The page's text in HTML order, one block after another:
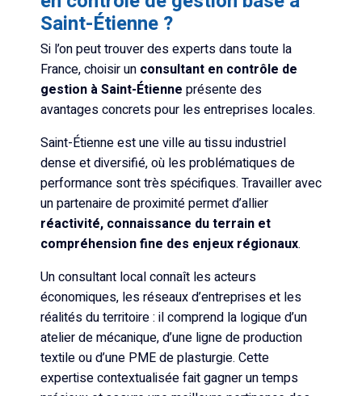
Saint-Étienne ?
Si l’on peut trouver des experts dans toute la
France, choisir un consultant en contrôle de
gestion à Saint-Étienne présente des
avantages concrets pour les entreprises locales.
Saint-Étienne est une ville au tissu industriel
dense et diversifié, où les problématiques de
performance sont très spécifiques. Travailler avec
un partenaire de proximité permet d’allier
réactivité, connaissance du terrain et
compréhension fine des enjeux régionaux.
Un consultant local connaît les acteurs
économiques, les réseaux d’entreprises et les
réalités du territoire : il comprend la logique d’un
atelier de mécanique, d’une ligne de production
textile ou d’une PME de plasturgie. Cette
expertise contextualisée fait gagner un temps